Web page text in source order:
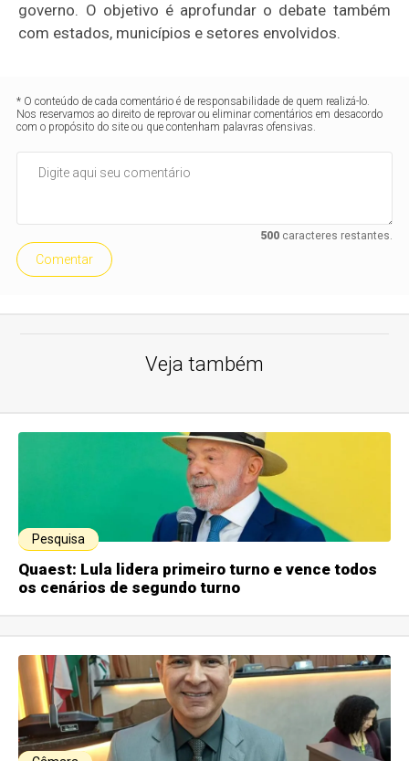
governo. O objetivo é aprofundar o debate também
com estados, municípios e setores envolvidos.
* O conteúdo de cada comentário é de responsabilidade de quem realizá-lo.
Nos reservamos ao direito de reprovar ou eliminar comentários em desacordo
com o propósito do site ou que contenham palavras ofensivas.
500caracteres restantes.
Comentar
Veja também
Pesquisa
Quaest: Lula lidera primeiro turno e vence todos
os cenários de segundo turno